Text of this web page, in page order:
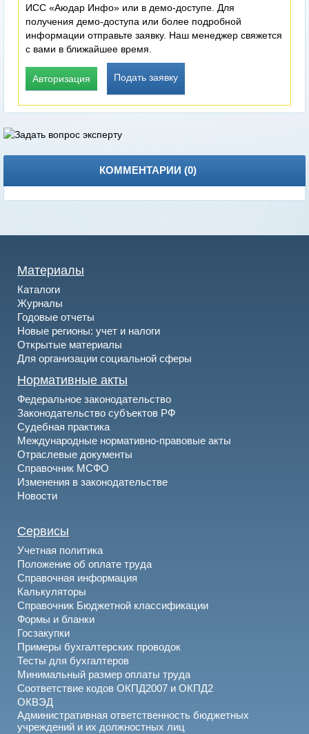
ИСС «Аюдар Инфо» или в демо-доступе. Для
получения демо-доступа или более подробной
информации отправьте заявку. Наш менеджер свяжется
с вами в ближайшее время.
Авторизация Подать заявку
КОММЕНТАРИИ (0)
Материалы
Каталоги
Журналы
Годовые отчеты
Новые регионы: учет и налоги
Открытые материалы
Для организации социальной сферы
Нормативные акты
Федеральное законодательство
Законодательство субъектов РФ
Судебная практика
Международные нормативно-правовые акты
Отраслевые документы
Справочник МСФО
Изменения в законодательстве
Новости
Сервисы
Учетная политика
Положение об оплате труда
Справочная информация
Калькуляторы
Справочник Бюджетной классификации
Формы и бланки
Госзакупки
Примеры бухгалтерских проводок
Тесты для бухгалтеров
Минимальный размер оплаты труда
Соответствие кодов ОКПД2007 и ОКПД2
ОКВЭД
Административная ответственность бюджетных
учреждений и их должностных лиц